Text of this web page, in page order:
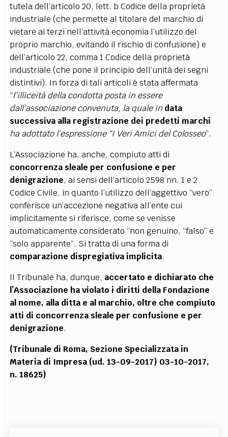
tutela dell’articolo 20, lett. b Codice della proprietà
industriale (che permette al titolare del marchio di
vietare ai terzi nell’attività economia l’utilizzo del
proprio marchio, evitando il rischio di confusione) e
dell’articolo 22, comma 1 Codice della proprietà
industriale (che pone il principio dell’unità dei segni
distintivi). In forza di tali articoli è stata affermata
“l’illiceità della condotta posta in essere
dall’associazione convenuta, la quale in data
successiva alla registrazione dei predetti marchi
ha adottato l’espressione “I Veri Amici del Colosseo”.
L’Associazione ha, anche, compiuto atti di
concorrenza sleale per confusione e per
denigrazione, ai sensi dell’articolo 2598 nn. 1 e 2
Codice Civile, in quanto l’utilizzo dell’aggettivo “vero”
conferisce un’accezione negativa all’ente cui
implicitamente si riferisce, come se venisse
automaticamente considerato “non genuino, “falso” e
“solo apparente”. Si tratta di una forma di
comparazione dispregiativa implicita.
Il Tribunale ha, dunque, accertato e dichiarato che
l’Associazione ha violato i diritti della Fondazione
al nome, alla ditta e al marchio, oltre che compiuto
atti di concorrenza sleale per confusione e per
denigrazione.
(Tribunale di Roma, Sezione Specializzata in
Materia di Impresa (ud. 13-09-2017) 03-10-2017,
n. 18625)